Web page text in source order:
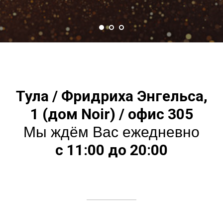
Тула / Фридриха Энгельса,
1 (дом Noir) / офис 305
Мы ждём Вас ежедневно
с 11:00 до 20:00